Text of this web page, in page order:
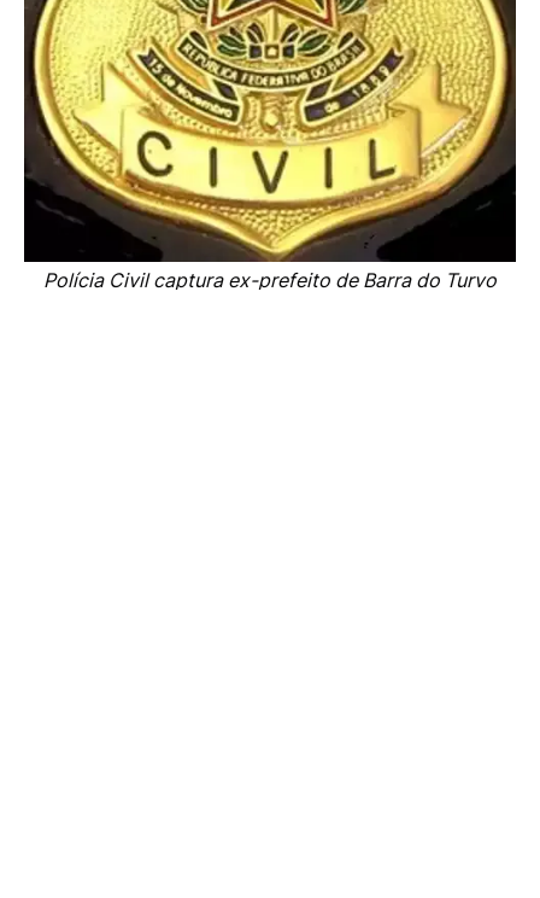
Polícia Civil captura ex-prefeito de Barra do Turvo